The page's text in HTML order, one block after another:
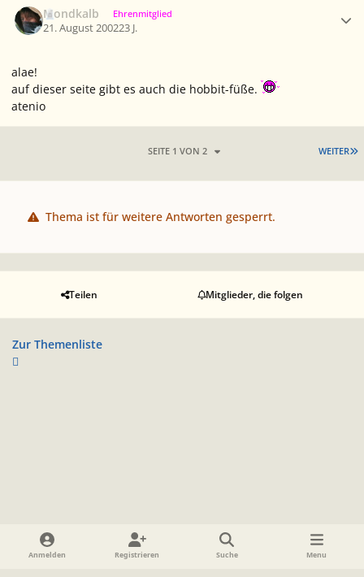
Mondkalb Ehrenmitglied
21. August 200223 J.
alae!
auf dieser seite gibt es auch die hobbit-füße.
atenio
WEITER
SEITE 1 VON 2
Thema ist für weitere Antworten gesperrt.
Teilen Mitglieder, die folgen
Zur Themenliste
Heller Modus
Dunkler ModusSystemeinstellung
Anmelden Registrieren Suche Menu